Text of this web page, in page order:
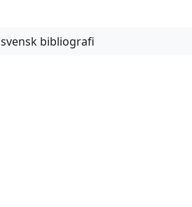
bibliografi